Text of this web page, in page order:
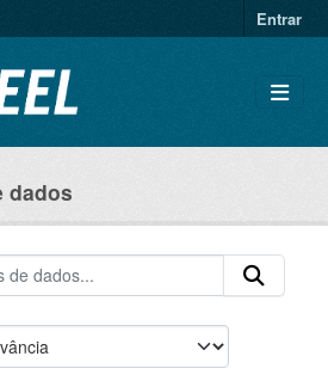
Entrar
dados